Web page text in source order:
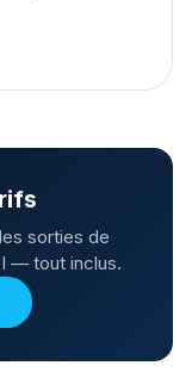
sorties de
— tout inclus.